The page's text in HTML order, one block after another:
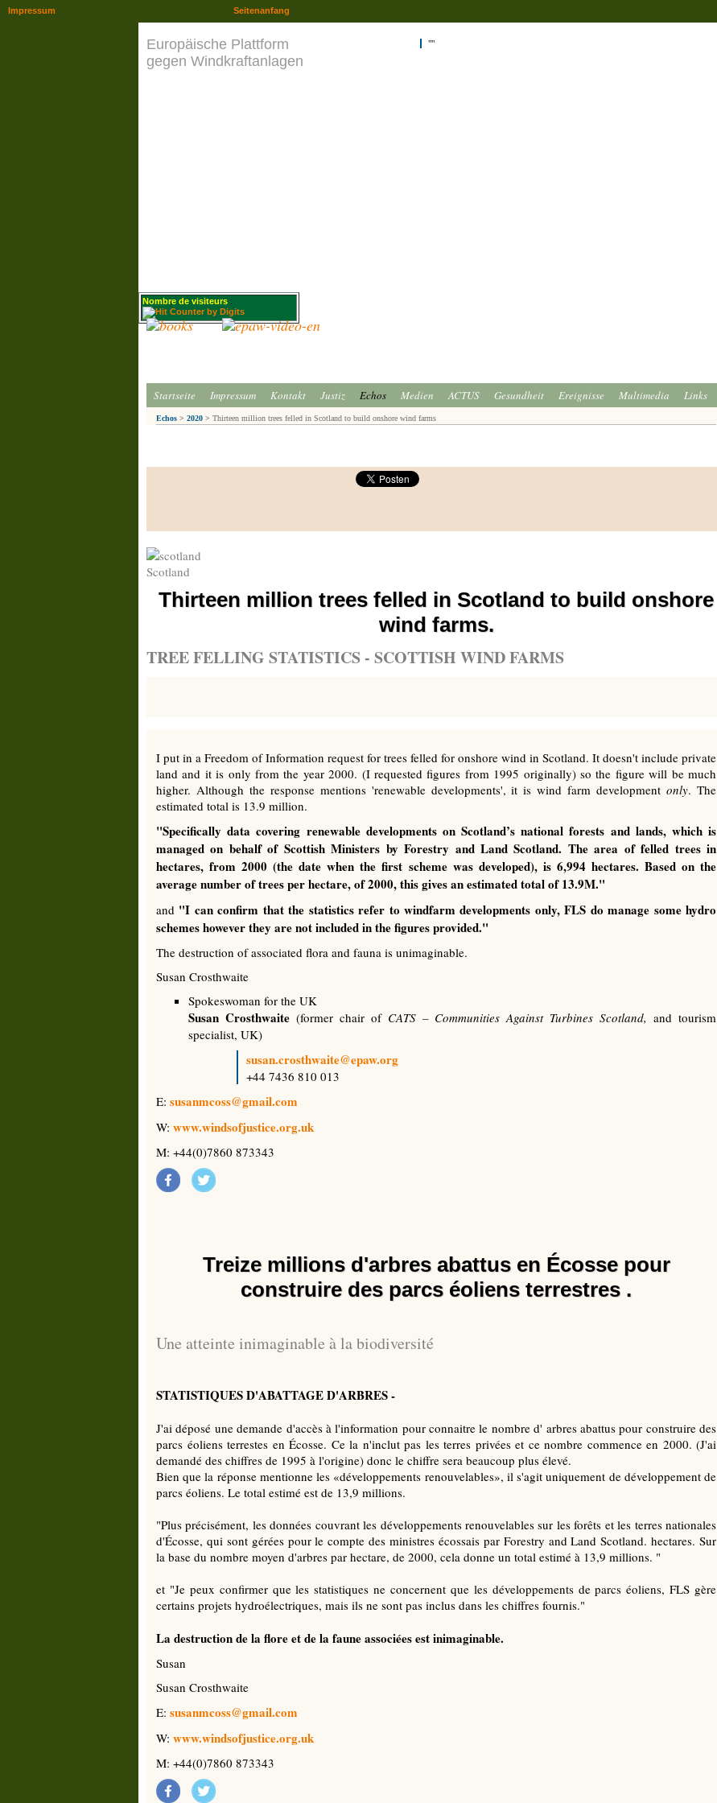
Europäische Plattform
gegen Windkraftanlagen
""
Nombre de visiteurs :
Startseite Impressum Kontakt Justiz Echos Medien ACTUS Gesundheit Ereignisse Multimedia Links
Echos > 2020 > Thirteen million trees felled in Scotland to build onshore wind farms
Scotland
Thirteen million trees felled in Scotland to build onshore
wind farms.
TREE FELLING STATISTICS - SCOTTISH WIND FARMS
I put in a Freedom of Information request for trees felled for onshore wind in Scotland. It doesn't include private
land and it is only from the year 2000. (I requested figures from 1995 originally) so the figure will be much
higher. Although the response mentions 'renewable developments', it is wind farm developmentonly. The
estimated total is 13.9 million.
"Specifically data covering renewable developments on Scotland’s national forests and lands, which is
managed on behalf of Scottish Ministers by Forestry and Land Scotland. The area of felled trees in
hectares, from 2000 (the date when the first scheme was developed), is 6,994 hectares. Based on the
average number of trees per hectare, of 2000, this gives an estimated total of 13.9M."
and "I can confirm that the statistics refer to windfarm developments only, FLS do manage some hydro
schemes however they are not included in the figures provided."
The destruction of associated flora and fauna is unimaginable.
Susan Crosthwaite
Spokeswoman for the UK
Susan Crosthwaite(former chair of CATS – Communities Against Turbines Scotland, and tourism
specialist, UK)
susan.crosthwaite@epaw.org
+44 7436 810 013
E: susanmcoss@gmail.com
W: www.windsofjustice.org.uk
M: +44(0)7860 873343
Treize millions d'arbres abattus en Écosse pour
construire des parcs éoliens terrestres .
Une atteinte inimaginable à la biodiversité
STATISTIQUES D'ABATTAGE D'ARBRES -
J'ai déposé une demande d'accès à l'information pour connaitre le nombre d' arbres abattus pour construire des
parcs éoliens terrestes en Écosse. Ce la n'inclut pas les terres privées et ce nombre commence en 2000. (J'ai
demandé des chiffres de 1995 à l'origine) donc le chiffre sera beaucoup plus élevé.
Bien que la réponse mentionne les «développements renouvelables», il s'agit uniquement de développement de
parcs éoliens. Le total estimé est de 13,9 millions.
"Plus précisément, les données couvrant les développements renouvelables sur les forêts et les terres nationales
d'Écosse, qui sont gérées pour le compte des ministres écossais par Forestry and Land Scotland. hectares. Sur
la base du nombre moyen d'arbres par hectare, de 2000, cela donne un total estimé à 13,9 millions. "
et "Je peux confirmer que les statistiques ne concernent que les développements de parcs éoliens, FLS gère
certains projets hydroélectriques, mais ils ne sont pas inclus dans les chiffres fournis."
La destruction de la flore et de la faune associées est inimaginable.
Susan
Susan Crosthwaite
E: susanmcoss@gmail.com
W: www.windsofjustice.org.uk
M: +44(0)7860 873343
Seitenanfang
Impressum